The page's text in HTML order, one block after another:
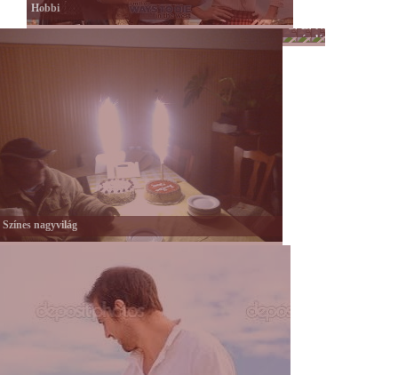
Hobbi
Színes nagyvilág
Önkéntesség
és lét